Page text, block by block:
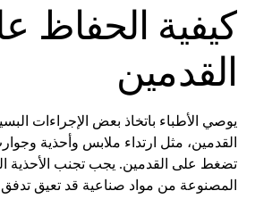
كيفية الحفاظ
القدمين
يوصي الأطباء باتخاذ بعض الإجراءات
القدمين، مثل ارتداء ملابس وأحذية
تضغط على القدمين. يجب تجنب الأحذية
المصنوعة من مواد صناعية قد تعيق تدفق